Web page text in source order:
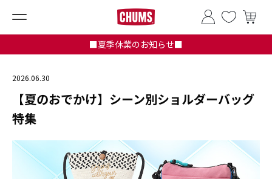
■夏季休業のお知らせ■
2026.06.30
【夏のおでかけ】シーン別ショルダーバッグ
特集